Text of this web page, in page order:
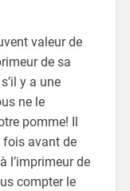
valeur de
de sa
y a une
ne le
pomme! Il
fois avant de
l’imprimeur de
compter le